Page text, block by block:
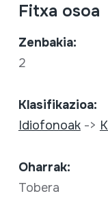
Fitxa osoa
Zenbakia:
2
Klasifikazioa:
Idiofonoak->
Oharrak:
Tobera